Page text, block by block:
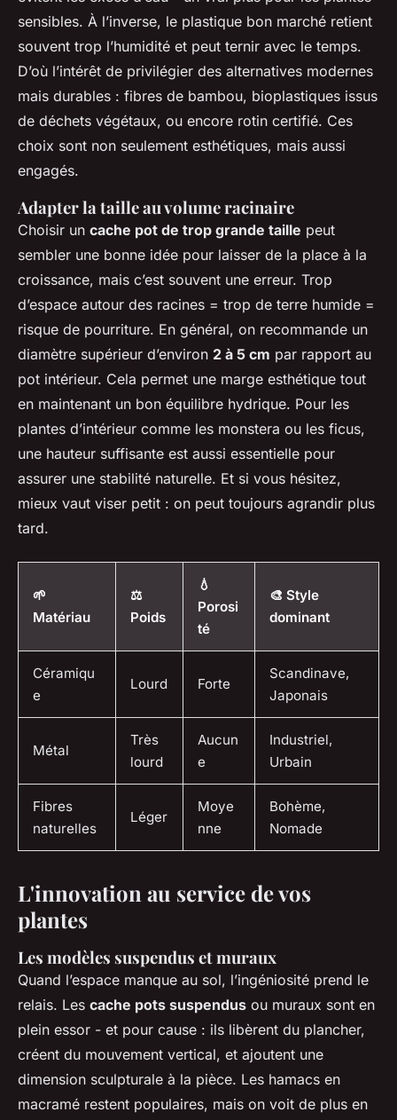
sensibles. À l’inverse, le plastique bon marché retient
souvent trop l’humidité et peut ternir avec le temps.
D’où l’intérêt de privilégier des alternatives modernes
mais durables : fibres de bambou, bioplastiques issus
de déchets végétaux, ou encore rotin certifié. Ces
choix sont non seulement esthétiques, mais aussi
engagés.
Adapter la taille au volume racinaire
Choisir un cache pot de trop grande taille peut
sembler une bonne idée pour laisser de la place à la
croissance, mais c’est souvent une erreur. Trop
d’espace autour des racines = trop de terre humide =
risque de pourriture. En général, on recommande un
diamètre supérieur d’environ 2 à 5 cm par rapport au
pot intérieur. Cela permet une marge esthétique tout
en maintenant un bon équilibre hydrique. Pour les
plantes d’intérieur comme les monstera ou les ficus,
une hauteur suffisante est aussi essentielle pour
assurer une stabilité naturelle. Et si vous hésitez,
mieux vaut viser petit : on peut toujours agrandir plus
tard.
🌱
Matériau
⚖️
Poids
💧
Porosi
té
🎨 Style
dominant
Céramiqu
e
Lourd Forte
Scandinave,
Japonais
Métal
Très
lourd
Aucun
e
Industriel,
Urbain
Fibres
naturelles
Léger
Moye
nne
Bohème,
Nomade
L'innovation au service de vos
plantes
Les modèles suspendus et muraux
Quand l’espace manque au sol, l’ingéniosité prend le
relais. Les cache pots suspendus ou muraux sont en
plein essor - et pour cause : ils libèrent du plancher,
créent du mouvement vertical, et ajoutent une
dimension sculpturale à la pièce. Les hamacs en
macramé restent populaires, mais on voit de plus en